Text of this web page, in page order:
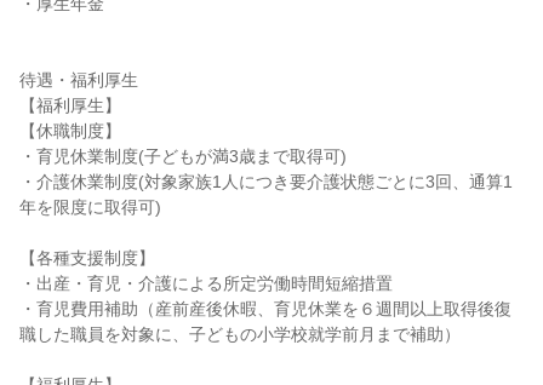
待遇・福利厚生
【福利厚生】
【休職制度】
・育児休業制度(子どもが満3歳まで取得可)
・介護休業制度(対象家族1人につき要介護状態ごとに3回、通算1
年を限度に取得可)
【各種支援制度】
・出産・育児・介護による所定労働時間短縮措置
・育児費用補助（産前産後休暇、育児休業を６週間以上取得後復
職した職員を対象に、子どもの小学校就学前月まで補助）